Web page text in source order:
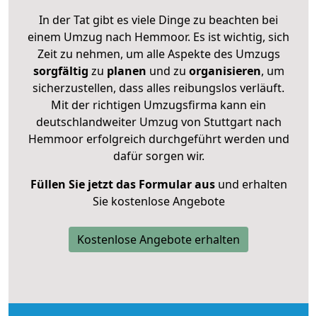
In der Tat gibt es viele Dinge zu beachten bei
einem Umzug nach Hemmoor. Es ist wichtig, sich
Zeit zu nehmen, um alle Aspekte des Umzugs
sorgfältig zu planen und zu organisieren, um
sicherzustellen, dass alles reibungslos verläuft.
Mit der richtigen Umzugsfirma kann ein
deutschlandweiter Umzug von Stuttgart nach
Hemmoor erfolgreich durchgeführt werden und
dafür sorgen wir.
Füllen Sie jetzt das Formular ausund erhalten
Sie kostenlose Angebote
Kostenlose Angebote erhalten